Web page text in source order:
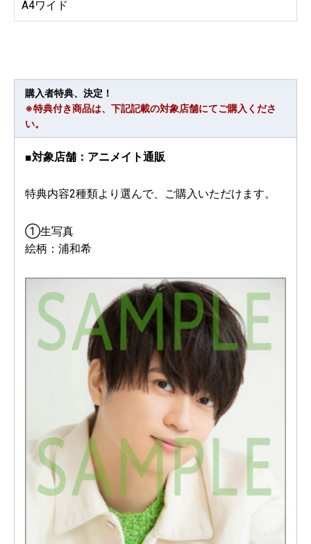
A4ワイド
購入者特典、決定！
※特典付き商品は、下記記載の対象店舗にてご購入くださ
い。
■対象店舗：アニメイト通販
特典内容2種類より選んで、ご購入いただけます。
①生写真
絵柄：浦和希